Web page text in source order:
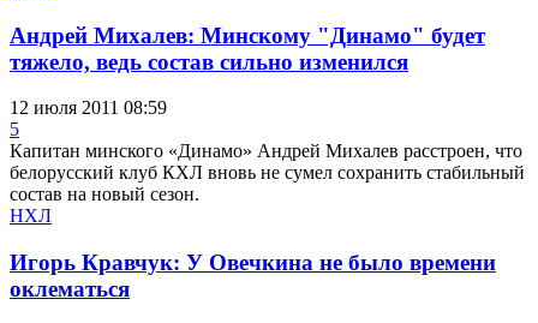
Андрей Михалев: Минскому "Динамо" будет
тяжело, ведь состав сильно изменился
12 июля 2011 08:59
5
Капитан минского «Динамо» Андрей Михалев расстроен, что
белорусский клуб КХЛ вновь не сумел сохранить стабильный
состав на новый сезон.
НХЛ
Игорь Кравчук: У Овечкина не было времени
оклематься